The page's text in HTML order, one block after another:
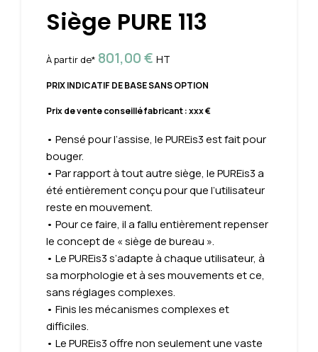
Siège PURE 113
À partir de* 801,00€ HT
PRIX INDICATIF DE BASE SANS OPTION
Prix de vente conseillé fabricant : xxx €
• Pensé pour l’assise, le PUREis3 est fait pour
bouger.
• Par rapport à tout autre siège, le PUREis3 a
été entièrement conçu pour que l’utilisateur
reste en mouvement.
• Pour ce faire, il a fallu entièrement repenser
le concept de « siège de bureau ».
• Le PUREis3 s’adapte à chaque utilisateur, à
sa morphologie et à ses mouvements et ce,
sans réglages complexes.
• Finis les mécanismes complexes et
difficiles.
• Le PUREis3 offre non seulement une vaste